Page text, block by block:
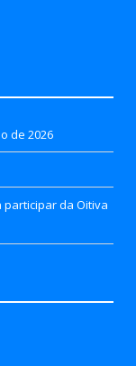
de 2026
da Oitiva